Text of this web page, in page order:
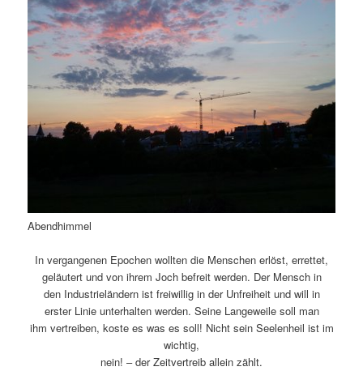
Abendhimmel
In vergangenen Epochen wollten die Menschen erlöst, errettet,
geläutert und von ihrem Joch befreit werden. Der Mensch in
den Industrieländern ist freiwillig in der Unfreiheit und will in
erster Linie unterhalten werden. Seine Langeweile soll man
ihm vertreiben, koste es was es soll! Nicht sein Seelenheil ist im
wichtig,
nein! – der Zeitvertreib allein zählt.